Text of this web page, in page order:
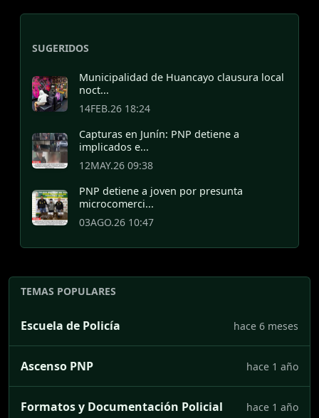
SUGERIDOS
Municipalidad de Huancayo clausura local
noct...
14FEB.26 18:24
Capturas en Junín: PNP detiene a
implicados e...
12MAY.26 09:38
PNP detiene a joven por presunta
microcomerci...
03AGO.26 10:47
TEMAS POPULARES
Escuela de Policía hace 6 meses
Ascenso PNP hace 1 año
Formatos y Documentación Policial hace 1 año